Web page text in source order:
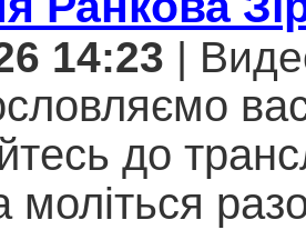
14:23 |
до
моліться